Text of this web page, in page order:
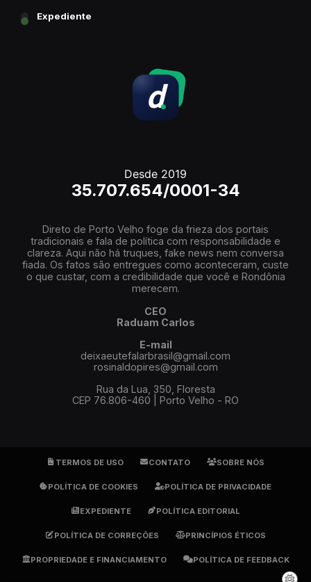
Expediente
Desde 2019
35.707.654/0001-34
Direto de Porto Velho foge da frieza dos portais
tradicionais e fala de política com responsabilidade e
clareza. Aqui não há truques, fake news nem conversa
fiada. Os fatos são entregues como aconteceram, custe
o que custar, com a credibilidade que você e Rondônia
merecem.
CEO
Raduam Carlos
E-mail
deixaeutefalarbrasil@gmail.com
rosinaldopires@gmail.com
Rua da Lua, 350, Floresta
CEP 76.806-460 | Porto Velho - RO
TERMOS DE USO CONTATO SOBRE NÓS
POLÍTICA DE COOKIES POLÍTICA DE PRIVACIDADE
EXPEDIENTE POLÍTICA EDITORIAL
POLÍTICA DE CORREÇÕES PRINCÍPIOS ÉTICOS
PROPRIEDADE E FINANCIAMENTO POLÍTICA DE FEEDBACK